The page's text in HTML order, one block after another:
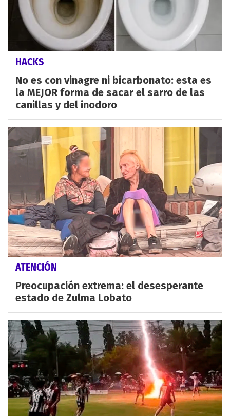
HACKS
No es con vinagre ni bicarbonato: esta es
la MEJOR forma de sacar el sarro de las
canillas y del inodoro
ATENCIÓN
Preocupación extrema: el desesperante
estado de Zulma Lobato